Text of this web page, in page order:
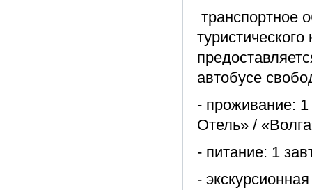
транспортное
автобусе
- проживание:
Отель» /
- питание: 1
-